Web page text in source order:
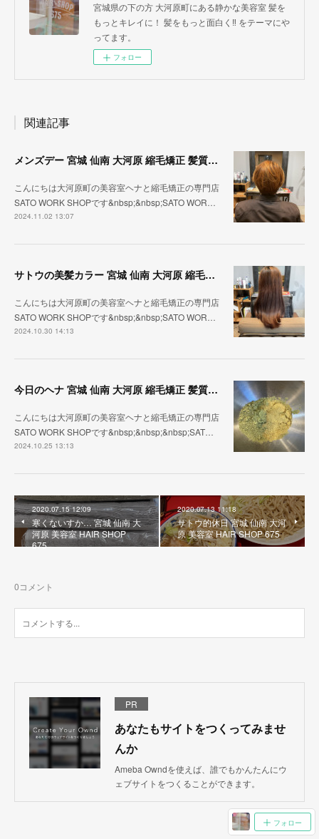
宮城県の下の方 大河原町にある静かな美容室 髪を
もっとキレイに！ 髪をもっと面白く‼︎ をテーマにや
ってます。
フォロー
関連記事
メンズデー 宮城 仙南 大河原 縮毛矯正 髪質改善 ヘナ 美容室 SATO WORK SHOP
こんにちは大河原町の美容室ヘナと縮毛矯正の専門店
SATO WORK SHOPです&nbsp;&nbsp;SATO WOR…
2024.11.02 13:07
サトウの美髪カラー 宮城 仙南 大河原 縮毛矯正 髪質改善 ヘナ 美容室 SATO WORK SHOP
こんにちは大河原町の美容室ヘナと縮毛矯正の専門店
SATO WORK SHOPです&nbsp;&nbsp;SATO WOR…
2024.10.30 14:13
今日のヘナ 宮城 仙南 大河原 縮毛矯正 髪質改善 ヘナ 美容室 SATO WORK SHOP
こんにちは大河原町の美容室ヘナと縮毛矯正の専門店
SATO WORK SHOPです&nbsp;&nbsp;&nbsp;SAT…
2024.10.25 13:13
2020.07.15 12:09
寒くないすか… 宮城 仙南 大
河原 美容室 HAIR SHOP
675
2020.07.13 11:18
サトウ的休日 宮城 仙南 大河
原 美容室 HAIR SHOP 675
0コメント
PR
あなたもサイトをつくってみませ
んか
Ameba Owndを使えば、誰でもかんたんにウ
ェブサイトをつくることができます。
フォロー